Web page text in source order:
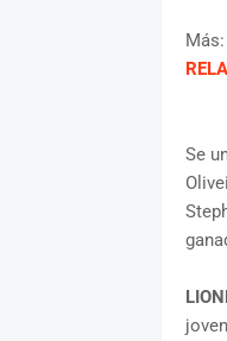
Más:
Se